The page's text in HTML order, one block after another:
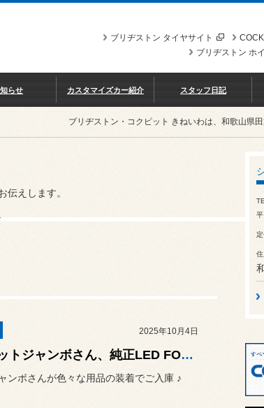
ブリヂストン タイヤサイト
ブリヂストン ホ
らせ カスタマイズカー紹介 スタッフ日記
ブリヂストン・コクピット きねいわは、和歌山県
伝えします。
2025年10月4日
S510Pハイゼットジャンボさん、純正LED FOGランプをイエローカラーにチェンジ！
ンボさんが色々な用品の装着でご入庫 ♪
定